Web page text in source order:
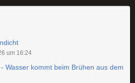
um 16:24
Wasser kommt beim Brühen aus dem